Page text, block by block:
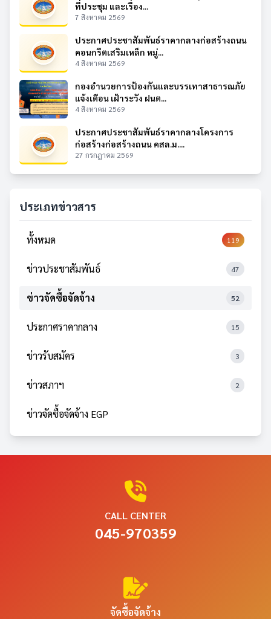
ที่ประชุม และเรื่อง...
7 สิงหาคม 2569
ประกาศประชาสัมพันธ์ราคากลางก่อสร้างถนน
คอนกรีตเสริมเหล็ก หมู่...
4 สิงหาคม 2569
กองอำนวยการป้องกันและบรรเทาสาธารณภัย
แจ้งเตือน เฝ้าระวัง ฝนต...
4 สิงหาคม 2569
ประกาศประชาสัมพันธ์ราคากลางโครงการ
ก่อสร้างก่อสร้างถนน คสล.ม....
27 กรกฎาคม 2569
ประเภทข่าวสาร
ทั้งหมด 119
ข่าวประชาสัมพันธ์ 47
ข่าวจัดซื้อจัดจ้าง 52
ประกาศราคากลาง 15
ข่าวรับสมัคร 3
ข่าวสภาฯ 2
ข่าวจัดซื้อจัดจ้าง EGP
CALL CENTER
045-970359
จัดซื้อจัดจ้าง